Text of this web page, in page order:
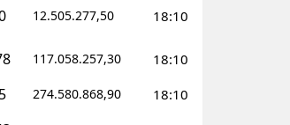
12.505.277,50 18:10
117.058.257,30 18:10
274.580.868,90 18:10